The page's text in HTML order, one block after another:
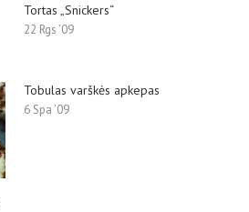
Tortas „Snickers“
22 Rgs ’09
Tobulas varškės apkepas
6 Spa ’09